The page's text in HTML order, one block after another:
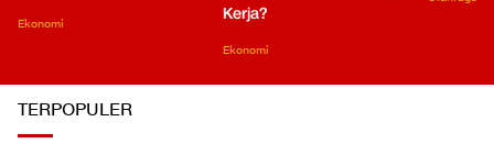
Ekonomi
Kerja?
Ekonomi
TERPOPULER